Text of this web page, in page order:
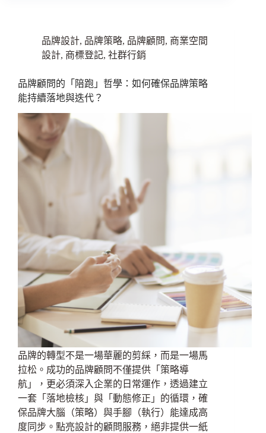
品牌設計, 品牌策略, 品牌顧問, 商業空間
設計, 商標登記, 社群行銷
品牌顧問的「陪跑」哲學：如何確保品牌策略
能持續落地與迭代？
品牌的轉型不是一場華麗的剪綵，而是一場馬
拉松。成功的品牌顧問不僅提供「策略導
航」，更必須深入企業的日常運作，透過建立
一套「落地檢核」與「動態修正」的循環，確
保品牌大腦（策略）與手腳（執行）能達成高
度同步。點亮設計的顧問服務，絕非提供一紙